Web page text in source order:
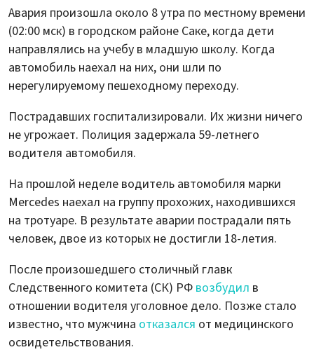
Авария произошла около 8 утра по местному времени
(02:00 мск) в городском районе Саке, когда дети
направлялись на учебу в младшую школу. Когда
автомобиль наехал на них, они шли по
нерегулируемому пешеходному переходу.
Пострадавших госпитализировали. Их жизни ничего
не угрожает. Полиция задержала 59-летнего
водителя автомобиля.
На прошлой неделе водитель автомобиля марки
Mercedes наехал на группу прохожих, находившихся
на тротуаре. В результате аварии пострадали пять
человек, двое из которых не достигли 18-летия.
После произошедшего столичный главк
Следственного комитета (СК) РФ возбудил в
отношении водителя уголовное дело. Позже стало
известно, что мужчина отказался от медицинского
освидетельствования.